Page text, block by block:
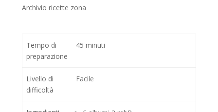
Archivio ricette zona
Tempo di
preparazione
45 minuti
Livello di
difficoltà
Facile